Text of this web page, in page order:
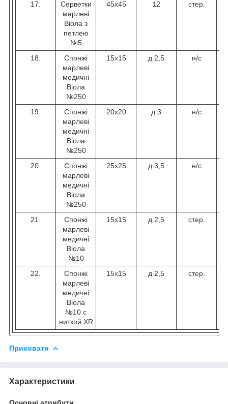
17.
Серветки
марлеві
Віола з
петлею
№5
45х45 12 стер.
18.
Спонжі
марлеві
медичні
Віола
№250
15х15 д 2,5 н/с
19.
Спонжі
марлеві
медичні
Віола
№250
20х20 д 3 н/с
20.
Спонжі
марлеві
медичні
Віола
№250
25х25 д 3,5 н/с
21.
Спонжі
марлеві
медичні
Віола
№10
15х15 д 2,5 стер.
22.
Спонжі
марлеві
медичні
Віола
№10 с
ниткой XR
15х15 д 2,5 стер.
Приховати
Характеристики
Основні атрибути